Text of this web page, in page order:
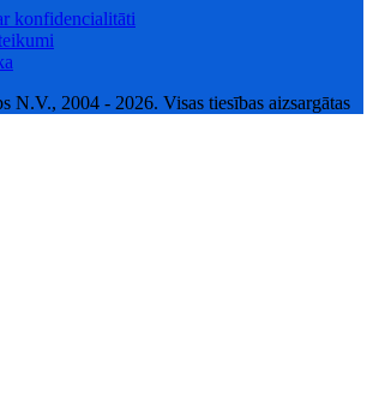
konfidencialitāti
2004 - 2026. Visas tiesības aizsargātas